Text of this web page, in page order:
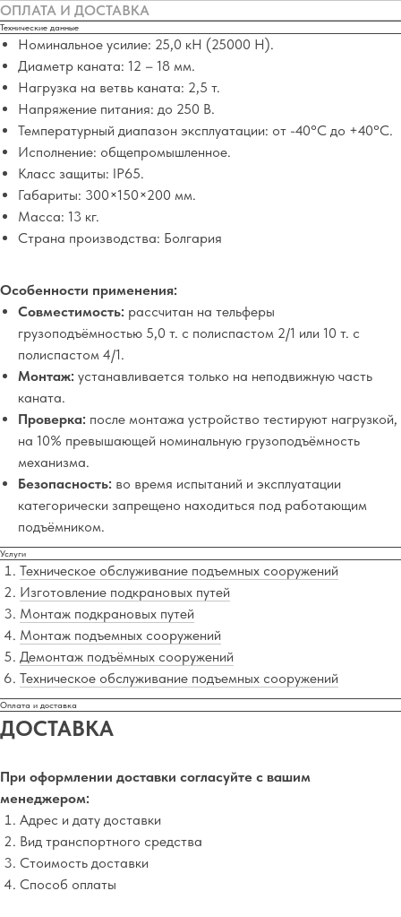
ОПЛАТА И ДОСТАВКА
Технические данные
Номинальное усилие: 25,0 кН (25000 Н).
Диаметр каната: 12 – 18 мм.
Нагрузка на ветвь каната: 2,5 т.
Напряжение питания: до 250 В.
Температурный диапазон эксплуатации: от -40°C до +40°C.
Исполнение: общепромышленное.
Класс защиты: IP65.
Габариты: 300×150×200 мм.
Масса: 13 кг.
Страна производства: Болгария
Особенности применения:
Совместимость: рассчитан на тельферы
грузоподъёмностью 5,0 т. с полиспастом 2/1 или 10 т. с
полиспастом 4/1.
Монтаж: устанавливается только на неподвижную часть
каната.
Проверка: после монтажа устройство тестируют нагрузкой,
на 10% превышающей номинальную грузоподъёмность
механизма.
Безопасность: во время испытаний и эксплуатации
категорически запрещено находиться под работающим
подъёмником.
Услуги
Техническое обслуживание подъемных сооружений
Изготовление подкрановых путей
Монтаж подкрановых путей
Монтаж подъемных сооружений
Демонтаж подъёмных сооружений
Техническое обслуживание подъемных сооружений
Оплата и доставка
ДОСТАВКА
При оформлении доставки согласуйте с вашим
менеджером:
Адрес и дату доставки
Вид транспортного средства
Стоимость доставки
Способ оплаты